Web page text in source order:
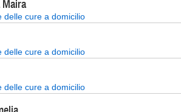
Maira
delle cure a domicilio
delle cure a domicilio
delle cure a domicilio